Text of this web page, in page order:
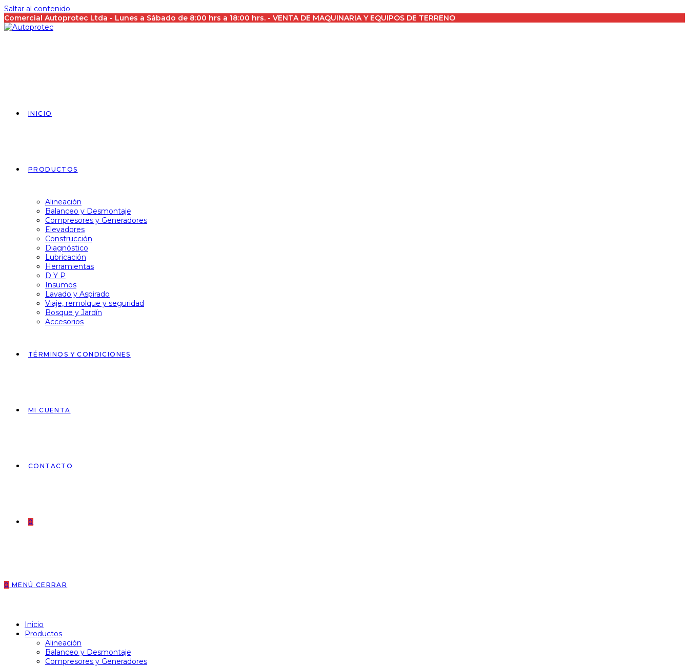
Saltar al contenido
Comercial Autoprotec Ltda - Lunes a Sábado de 8:00 hrs a 18:00 hrs. - VENTA DE MAQUINARIA Y EQUIPOS DE TERRENO
INICIO
PRODUCTOS
Alineación
Balanceo y Desmontaje
Compresores y Generadores
Elevadores
Construcción
Diagnóstico
Lubricación
Herramientas
D Y P
Insumos
Lavado y Aspirado
Viaje, remolque y seguridad
Bosque y Jardín
Accesorios
TÉRMINOS Y CONDICIONES
MI CUENTA
CONTACTO
0
0 MENÚ CERRAR
Inicio
Productos
Alineación
Balanceo y Desmontaje
Compresores y Generadores